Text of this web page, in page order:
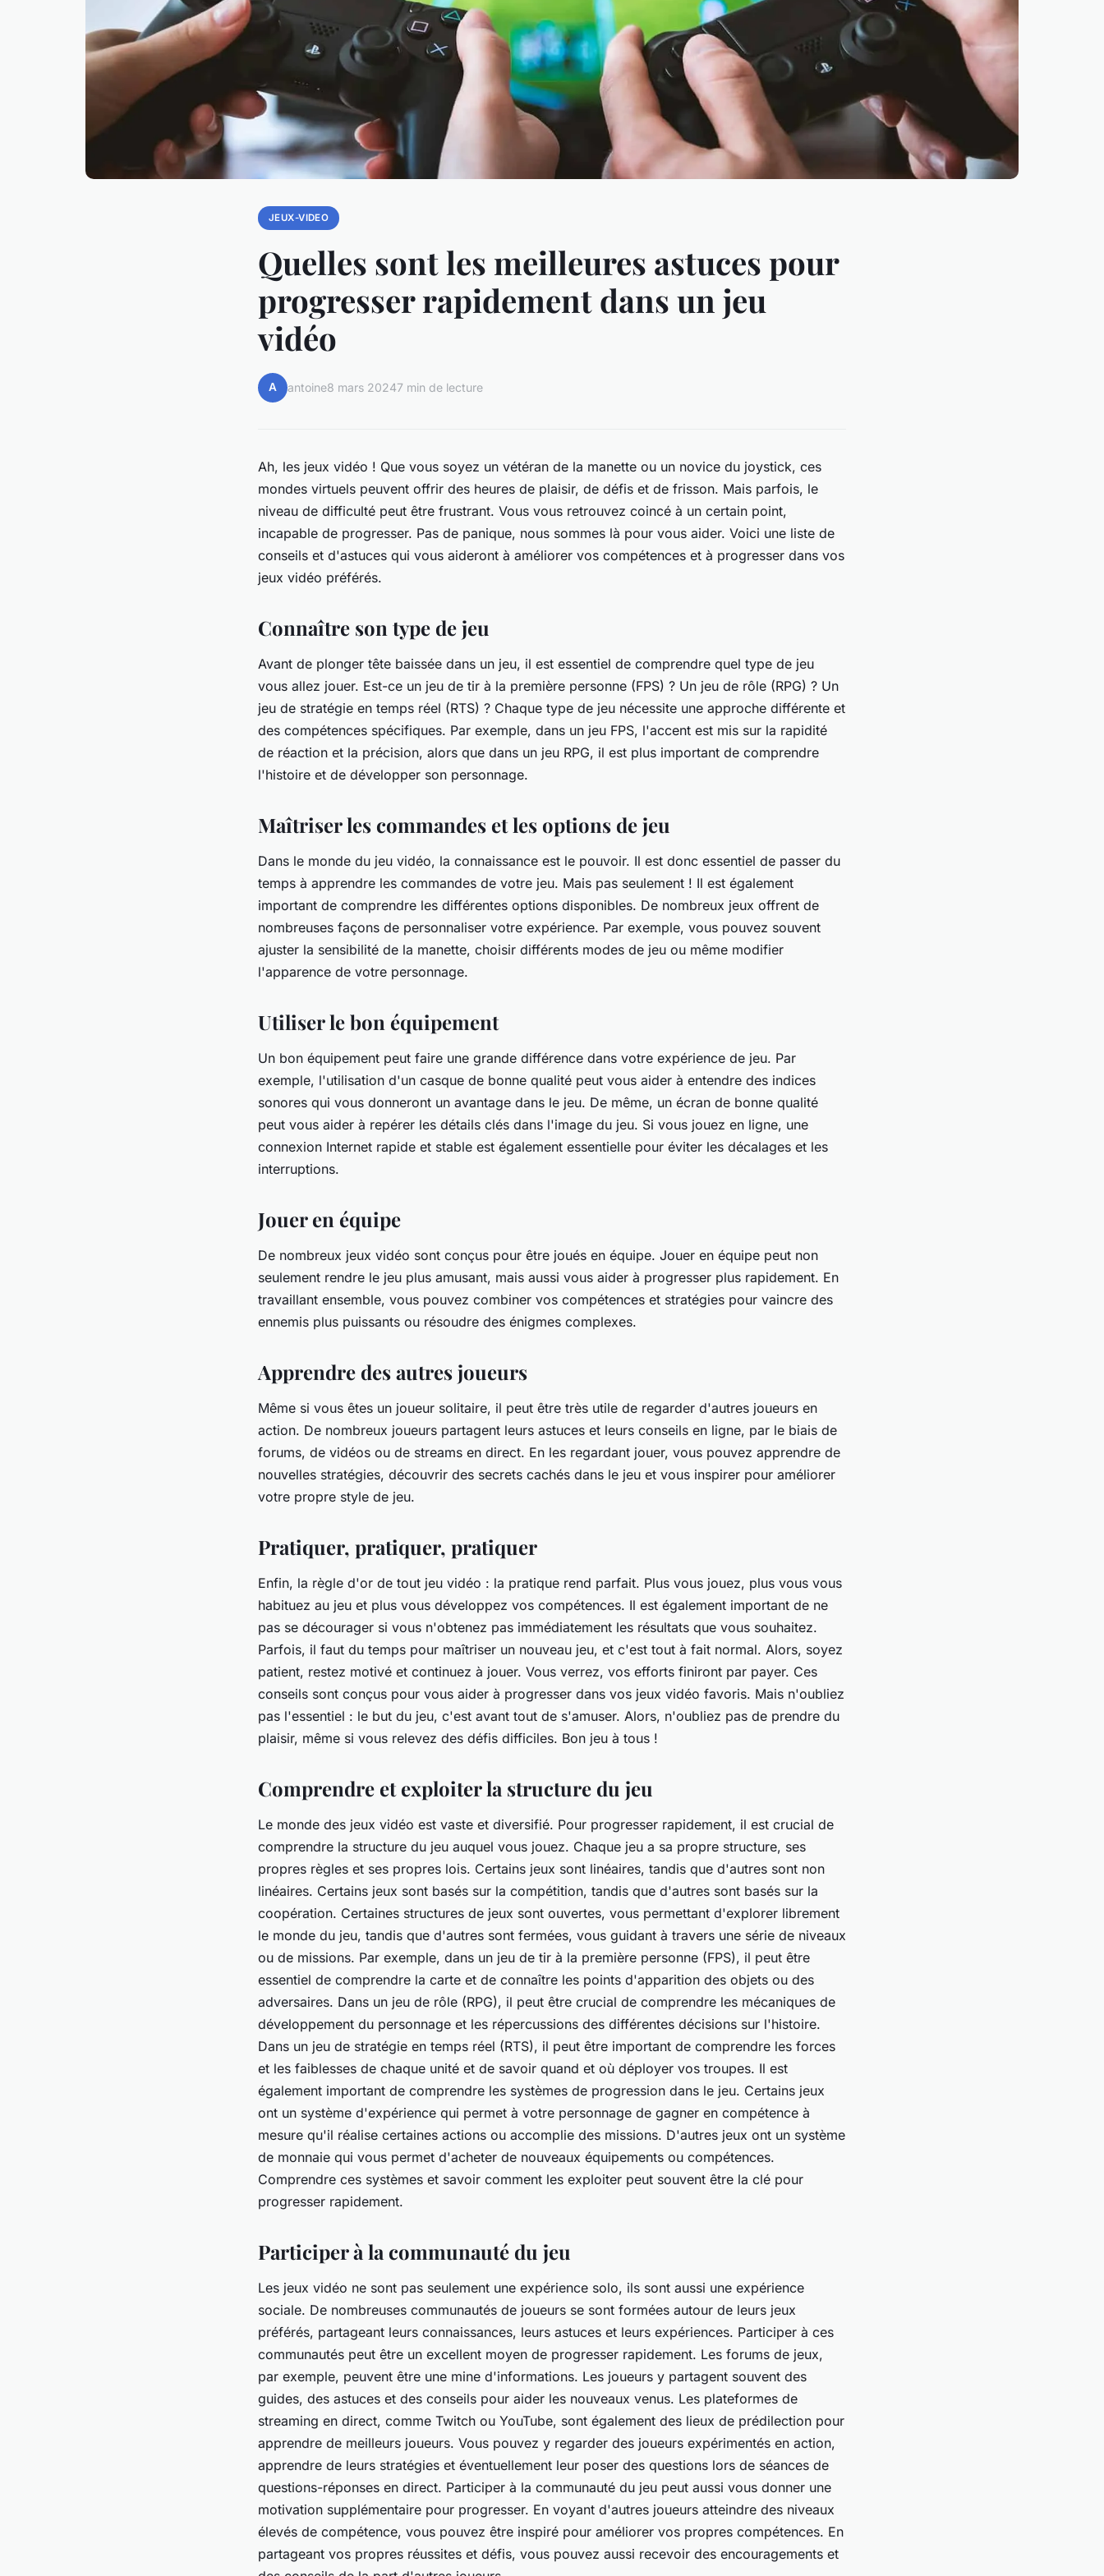
JEUX-VIDEO
Quelles sont les meilleures astuces pour
progresser rapidement dans un jeu
vidéo
A antoine8 mars 20247 min de lecture
Ah, les jeux vidéo ! Que vous soyez un vétéran de la manette ou un novice du joystick, ces
mondes virtuels peuvent offrir des heures de plaisir, de défis et de frisson. Mais parfois, le
niveau de difficulté peut être frustrant. Vous vous retrouvez coincé à un certain point,
incapable de progresser. Pas de panique, nous sommes là pour vous aider. Voici une liste de
conseils et d'astuces qui vous aideront à améliorer vos compétences et à progresser dans vos
jeux vidéo préférés.
Connaître son type de jeu
Avant de plonger tête baissée dans un jeu, il est essentiel de comprendre quel type de jeu
vous allez jouer. Est-ce un jeu de tir à la première personne (FPS) ? Un jeu de rôle (RPG) ? Un
jeu de stratégie en temps réel (RTS) ? Chaque type de jeu nécessite une approche différente et
des compétences spécifiques. Par exemple, dans un jeu FPS, l'accent est mis sur la rapidité
de réaction et la précision, alors que dans un jeu RPG, il est plus important de comprendre
l'histoire et de développer son personnage.
Maîtriser les commandes et les options de jeu
Dans le monde du jeu vidéo, la connaissance est le pouvoir. Il est donc essentiel de passer du
temps à apprendre les commandes de votre jeu. Mais pas seulement ! Il est également
important de comprendre les différentes options disponibles. De nombreux jeux offrent de
nombreuses façons de personnaliser votre expérience. Par exemple, vous pouvez souvent
ajuster la sensibilité de la manette, choisir différents modes de jeu ou même modifier
l'apparence de votre personnage.
Utiliser le bon équipement
Un bon équipement peut faire une grande différence dans votre expérience de jeu. Par
exemple, l'utilisation d'un casque de bonne qualité peut vous aider à entendre des indices
sonores qui vous donneront un avantage dans le jeu. De même, un écran de bonne qualité
peut vous aider à repérer les détails clés dans l'image du jeu. Si vous jouez en ligne, une
connexion Internet rapide et stable est également essentielle pour éviter les décalages et les
interruptions.
Jouer en équipe
De nombreux jeux vidéo sont conçus pour être joués en équipe. Jouer en équipe peut non
seulement rendre le jeu plus amusant, mais aussi vous aider à progresser plus rapidement. En
travaillant ensemble, vous pouvez combiner vos compétences et stratégies pour vaincre des
ennemis plus puissants ou résoudre des énigmes complexes.
Apprendre des autres joueurs
Même si vous êtes un joueur solitaire, il peut être très utile de regarder d'autres joueurs en
action. De nombreux joueurs partagent leurs astuces et leurs conseils en ligne, par le biais de
forums, de vidéos ou de streams en direct. En les regardant jouer, vous pouvez apprendre de
nouvelles stratégies, découvrir des secrets cachés dans le jeu et vous inspirer pour améliorer
votre propre style de jeu.
Pratiquer, pratiquer, pratiquer
Enfin, la règle d'or de tout jeu vidéo : la pratique rend parfait. Plus vous jouez, plus vous vous
habituez au jeu et plus vous développez vos compétences. Il est également important de ne
pas se décourager si vous n'obtenez pas immédiatement les résultats que vous souhaitez.
Parfois, il faut du temps pour maîtriser un nouveau jeu, et c'est tout à fait normal. Alors, soyez
patient, restez motivé et continuez à jouer. Vous verrez, vos efforts finiront par payer. Ces
conseils sont conçus pour vous aider à progresser dans vos jeux vidéo favoris. Mais n'oubliez
pas l'essentiel : le but du jeu, c'est avant tout de s'amuser. Alors, n'oubliez pas de prendre du
plaisir, même si vous relevez des défis difficiles. Bon jeu à tous !
Comprendre et exploiter la structure du jeu
Le monde des jeux vidéo est vaste et diversifié. Pour progresser rapidement, il est crucial de
comprendre la structure du jeu auquel vous jouez. Chaque jeu a sa propre structure, ses
propres règles et ses propres lois. Certains jeux sont linéaires, tandis que d'autres sont non
linéaires. Certains jeux sont basés sur la compétition, tandis que d'autres sont basés sur la
coopération. Certaines structures de jeux sont ouvertes, vous permettant d'explorer librement
le monde du jeu, tandis que d'autres sont fermées, vous guidant à travers une série de niveaux
ou de missions. Par exemple, dans un jeu de tir à la première personne (FPS), il peut être
essentiel de comprendre la carte et de connaître les points d'apparition des objets ou des
adversaires. Dans un jeu de rôle (RPG), il peut être crucial de comprendre les mécaniques de
développement du personnage et les répercussions des différentes décisions sur l'histoire.
Dans un jeu de stratégie en temps réel (RTS), il peut être important de comprendre les forces
et les faiblesses de chaque unité et de savoir quand et où déployer vos troupes. Il est
également important de comprendre les systèmes de progression dans le jeu. Certains jeux
ont un système d'expérience qui permet à votre personnage de gagner en compétence à
mesure qu'il réalise certaines actions ou accomplie des missions. D'autres jeux ont un système
de monnaie qui vous permet d'acheter de nouveaux équipements ou compétences.
Comprendre ces systèmes et savoir comment les exploiter peut souvent être la clé pour
progresser rapidement.
Participer à la communauté du jeu
Les jeux vidéo ne sont pas seulement une expérience solo, ils sont aussi une expérience
sociale. De nombreuses communautés de joueurs se sont formées autour de leurs jeux
préférés, partageant leurs connaissances, leurs astuces et leurs expériences. Participer à ces
communautés peut être un excellent moyen de progresser rapidement. Les forums de jeux,
par exemple, peuvent être une mine d'informations. Les joueurs y partagent souvent des
guides, des astuces et des conseils pour aider les nouveaux venus. Les plateformes de
streaming en direct, comme Twitch ou YouTube, sont également des lieux de prédilection pour
apprendre de meilleurs joueurs. Vous pouvez y regarder des joueurs expérimentés en action,
apprendre de leurs stratégies et éventuellement leur poser des questions lors de séances de
questions-réponses en direct. Participer à la communauté du jeu peut aussi vous donner une
motivation supplémentaire pour progresser. En voyant d'autres joueurs atteindre des niveaux
élevés de compétence, vous pouvez être inspiré pour améliorer vos propres compétences. En
partageant vos propres réussites et défis, vous pouvez aussi recevoir des encouragements et